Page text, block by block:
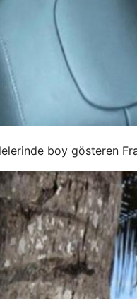
boy gösteren